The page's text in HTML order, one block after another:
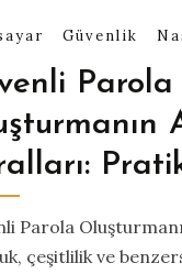
Güvenlik
Parola
Parola
çeşitlilik ve